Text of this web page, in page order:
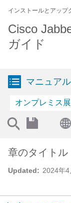
インストールとアップ
Cisco
ガイド
マニュア
オンプレミス
Updated: 2024年4
章のタイト